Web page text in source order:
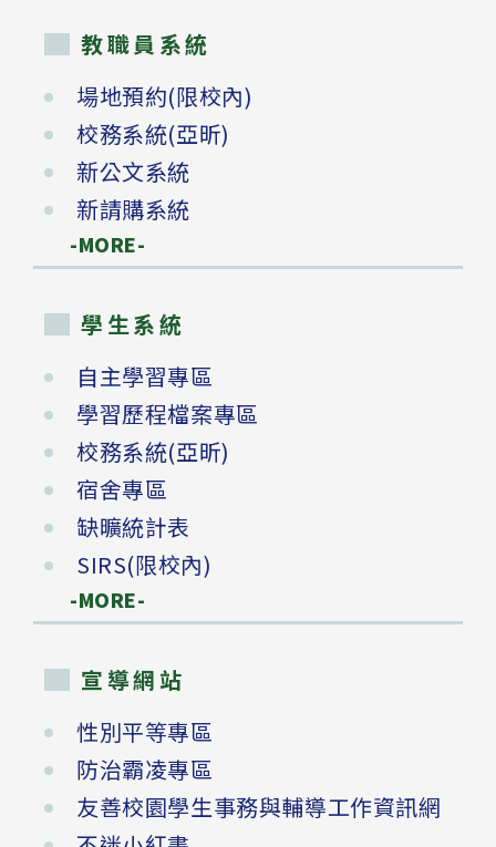
教職員系統
場地預約(限校內)
校務系統(亞昕)
新公文系統
新請購系統
-MORE-
學生系統
自主學習專區
學習歷程檔案專區
校務系統(亞昕)
宿舍專區
缺曠統計表
SIRS(限校內)
-MORE-
宣導網站
性別平等專區
防治霸凌專區
友善校園學生事務與輔導工作資訊網